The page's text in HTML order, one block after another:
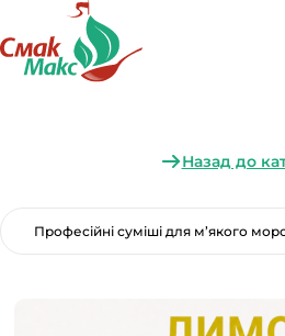
Назад до
Професійні суміші для м’якого